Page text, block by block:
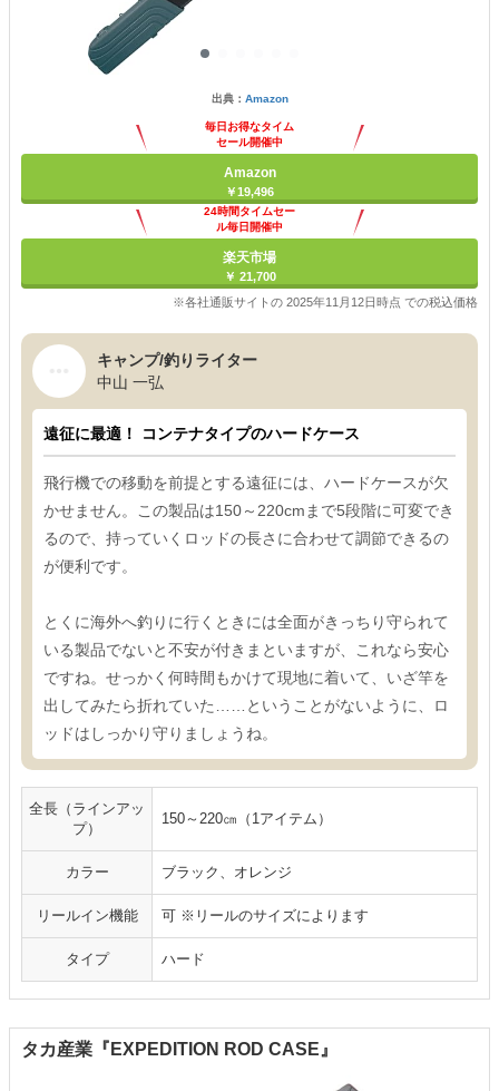
出典： Amazon
毎日お得なタイム
セール開催中
Amazon
￥19,496
24時間タイムセー
ル毎日開催中
楽天市場
￥ 21,700
※各社通販サイトの 2025年11月12日時点 での税込価格
キャンプ/釣りライター
中山 一弘
遠征に最適！ コンテナタイプのハードケース
飛行機での移動を前提とする遠征には、ハードケースが欠
かせません。この製品は150～220cmまで5段階に可変でき
るので、持っていくロッドの長さに合わせて調節できるの
が便利です。
とくに海外へ釣りに行くときには全面がきっちり守られて
いる製品でないと不安が付きまといますが、これなら安心
ですね。せっかく何時間もかけて現地に着いて、いざ竿を
出してみたら折れていた……ということがないように、ロ
ッドはしっかり守りましょうね。
全長（ラインアッ
プ）
150～220㎝（1アイテム）
カラー ブラック、オレンジ
リールイン機能 可 ※リールのサイズによります
タイプ ハード
タカ産業『EXPEDITION ROD CASE』